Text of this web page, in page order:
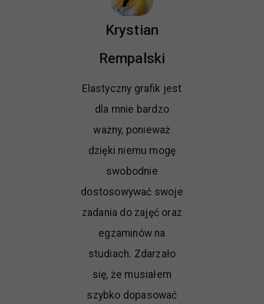
Krystian
Rempalski
Elastyczny grafik jest
dla mnie bardzo
ważny, ponieważ
dzięki niemu mogę
swobodnie
dostosowywać swoje
zadania do zajęć oraz
egzaminów na
studiach. Zdarzało
się, że musiałem
szybko dopasować